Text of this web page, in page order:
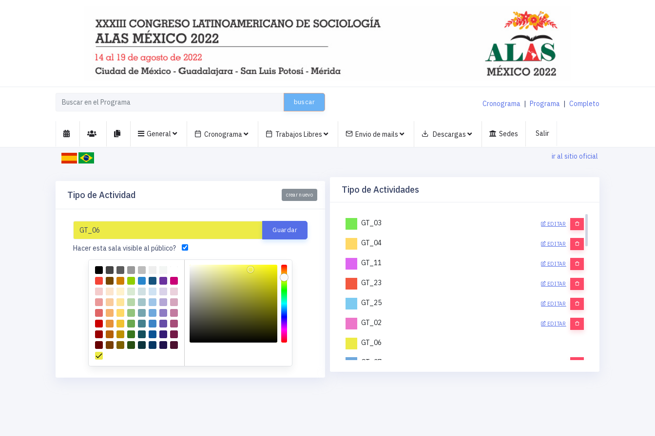
buscar Cronograma | Programa | Completo
General Cronograma Trabajos Libres Envio de mails Descargas Sedes Salir
ir al sitio oficial
Tipo de Actividad crear nuevo
Hacer esta sala visible al público?
Tipo de Actividades
GT_03 EDITAR
GT_04 EDITAR
GT_11 EDITAR
GT_23 EDITAR
GT_25 EDITAR
GT_02 EDITAR
GT_06
GT_07